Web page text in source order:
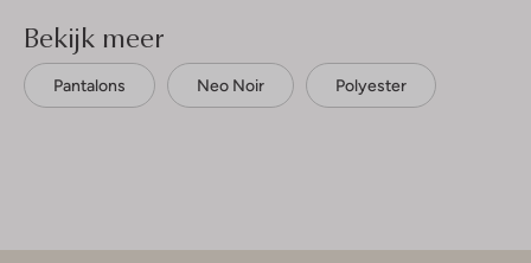
Bekijk meer
Pantalons Neo Noir Polyester